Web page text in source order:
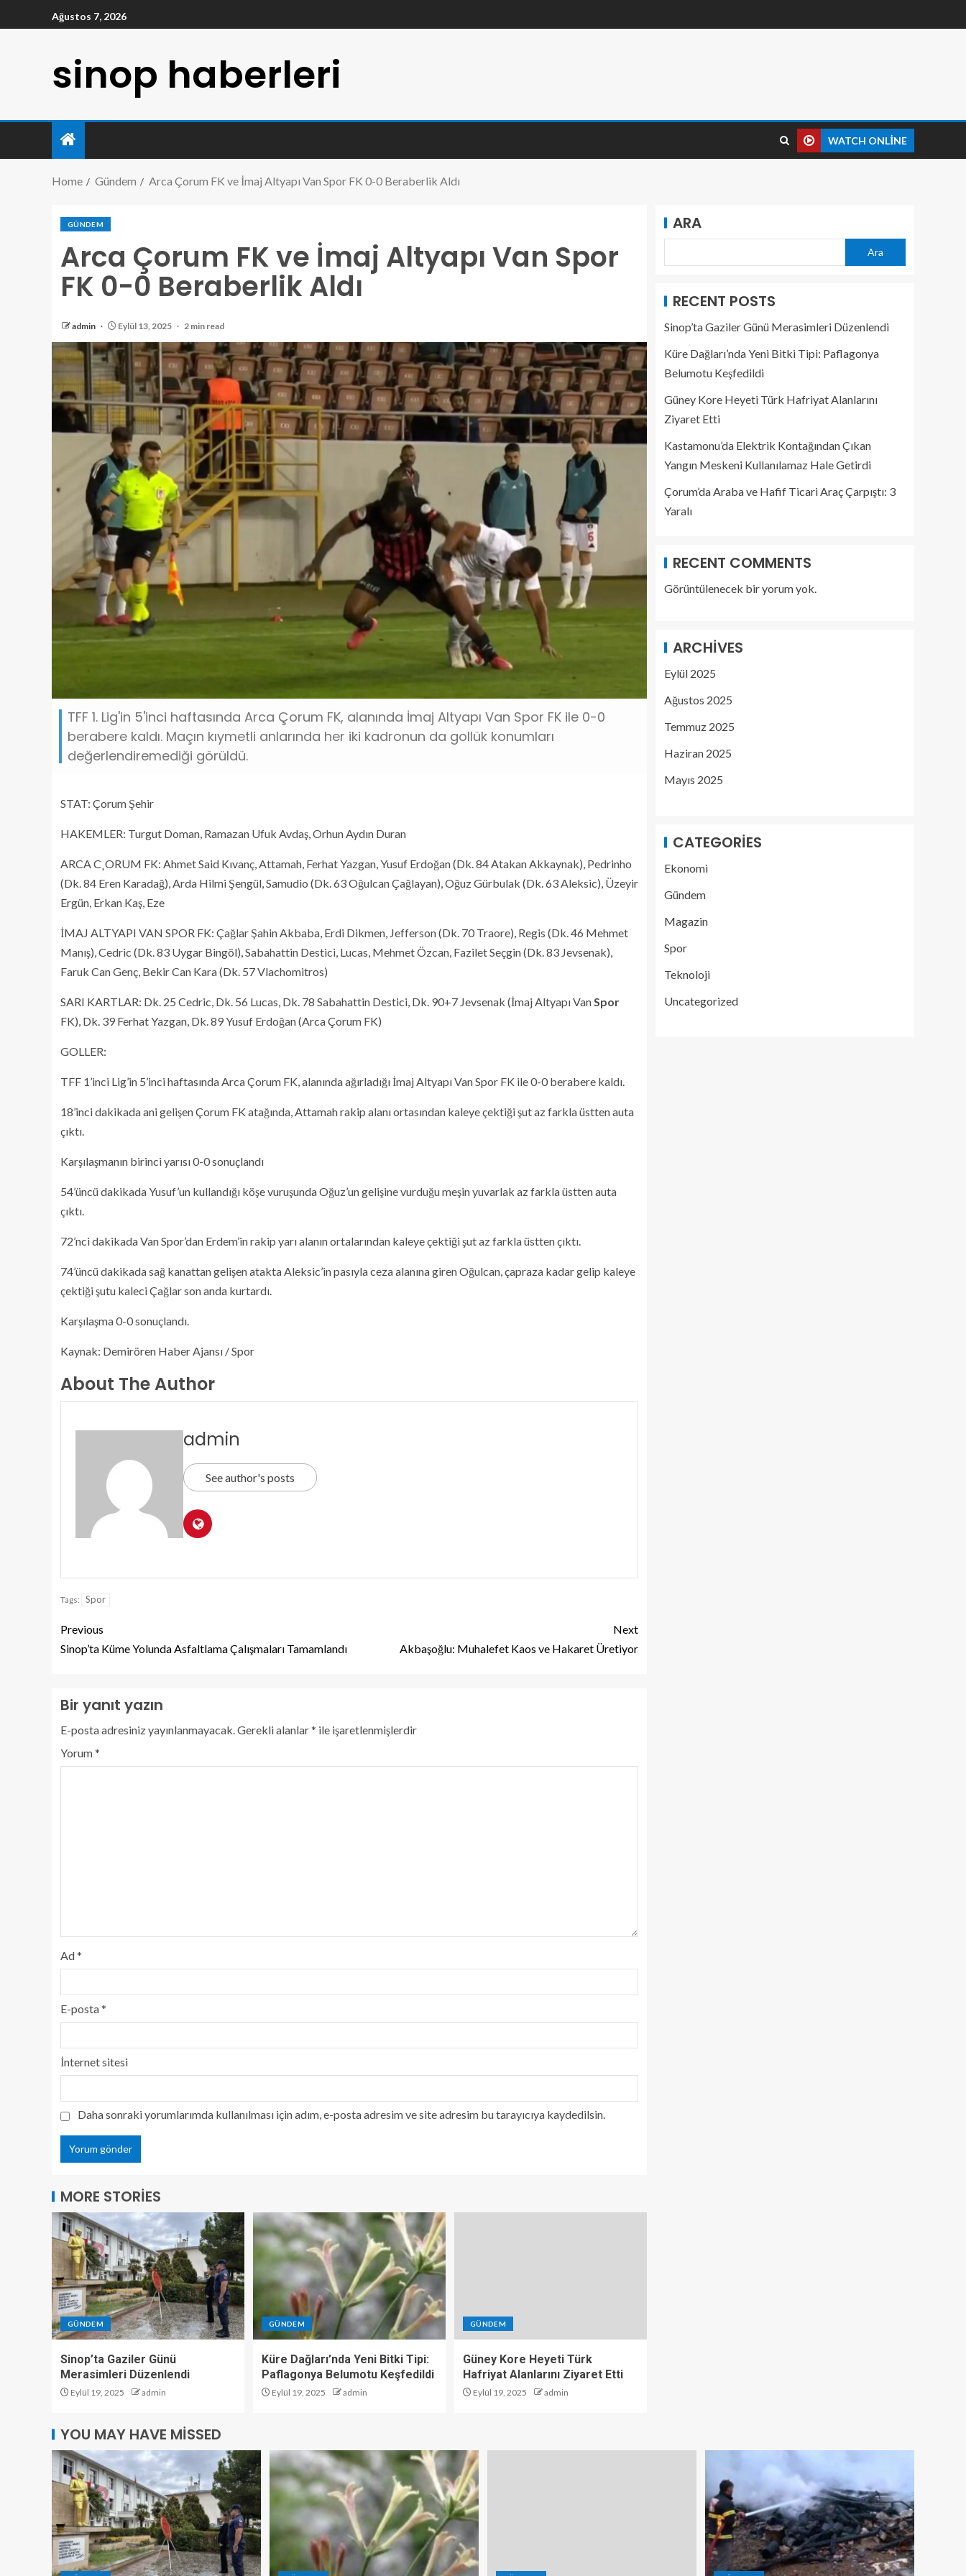
Ağustos 7, 2026
sinop haberleri
WATCH ONLINE
Home Gündem Arca Çorum FK ve İmaj Altyapı Van Spor FK 0-0 Beraberlik Aldı
GÜNDEM
Arca Çorum FK ve İmaj Altyapı Van Spor
FK 0-0 Beraberlik Aldı
admin Eylül 13, 2025 2 min read
TFF 1. Lig'in 5'inci haftasında Arca Çorum FK, alanında İmaj Altyapı Van Spor FK ile 0-0
berabere kaldı. Maçın kıymetli anlarında her iki kadronun da gollük konumları
değerlendiremediği görüldü.
STAT: Çorum Şehir
HAKEMLER: Turgut Doman, Ramazan Ufuk Avdaş, Orhun Aydın Duran
ARCA C¸ORUM FK: Ahmet Said Kıvanç, Attamah, Ferhat Yazgan, Yusuf Erdoğan (Dk. 84 Atakan Akkaynak), Pedrinho
(Dk. 84 Eren Karadağ), Arda Hilmi Şengül, Samudio (Dk. 63 Oğulcan Çağlayan), Oğuz Gürbulak (Dk. 63 Aleksic), Üzeyir
Ergün, Erkan Kaş, Eze
İMAJ ALTYAPI VAN SPOR FK: Çağlar Şahin Akbaba, Erdi Dikmen, Jefferson (Dk. 70 Traore), Regis (Dk. 46 Mehmet
Manış), Cedric (Dk. 83 Uygar Bingöl), Sabahattin Destici, Lucas, Mehmet Özcan, Fazilet Seçgin (Dk. 83 Jevsenak),
Faruk Can Genç, Bekir Can Kara (Dk. 57 Vlachomitros)
SARI KARTLAR: Dk. 25 Cedric, Dk. 56 Lucas, Dk. 78 Sabahattin Destici, Dk. 90+7 Jevsenak (İmaj Altyapı VanSpor
FK), Dk. 39 Ferhat Yazgan, Dk. 89 Yusuf Erdoğan (Arca Çorum FK)
GOLLER:
TFF 1’inci Lig’in 5’inci haftasında Arca Çorum FK, alanında ağırladığı İmaj Altyapı Van Spor FK ile 0-0 berabere kaldı.
18’inci dakikada ani gelişen Çorum FK atağında, Attamah rakip alanı ortasından kaleye çektiği şut az farkla üstten auta
çıktı.
Karşılaşmanın birinci yarısı 0-0 sonuçlandı
54’üncü dakikada Yusuf’un kullandığı köşe vuruşunda Oğuz’un gelişine vurduğu meşin yuvarlak az farkla üstten auta
çıktı.
72’nci dakikada Van Spor’dan Erdem’in rakip yarı alanın ortalarından kaleye çektiği şut az farkla üstten çıktı.
74’üncü dakikada sağ kanattan gelişen atakta Aleksic’in pasıyla ceza alanına giren Oğulcan, çapraza kadar gelip kaleye
çektiği şutu kaleci Çağlar son anda kurtardı.
Karşılaşma 0-0 sonuçlandı.
Kaynak: Demirören Haber Ajansı / Spor
About The Author
admin
See author's posts
Tags: Spor
Previous
Sinop’ta Küme Yolunda Asfaltlama Çalışmaları Tamamlandı
Next
Akbaşoğlu: Muhalefet Kaos ve Hakaret Üretiyor
Bir yanıt yazın
E-posta adresiniz yayınlanmayacak.Gerekli alanlar* ile işaretlenmişlerdir
Yorum*
Ad*
E-posta*
İnternet sitesi
Daha sonraki yorumlarımda kullanılması için adım, e-posta adresim ve site adresim bu tarayıcıya kaydedilsin.
MORE STORIES
GÜNDEM
Sinop’ta Gaziler Günü
Merasimleri Düzenlendi
Eylül 19, 2025 admin
GÜNDEM
Küre Dağları’nda Yeni Bitki Tipi:
Paflagonya Belumotu Keşfedildi
Eylül 19, 2025 admin
GÜNDEM
Güney Kore Heyeti Türk
Hafriyat Alanlarını Ziyaret Etti
Eylül 19, 2025 admin
ARA
Ara
RECENT POSTS
Sinop’ta Gaziler Günü Merasimleri Düzenlendi
Küre Dağları’nda Yeni Bitki Tipi: Paflagonya
Belumotu Keşfedildi
Güney Kore Heyeti Türk Hafriyat Alanlarını
Ziyaret Etti
Kastamonu’da Elektrik Kontağından Çıkan
Yangın Meskeni Kullanılamaz Hale Getirdi
Çorum’da Araba ve Hafif Ticari Araç Çarpıştı: 3
Yaralı
RECENT COMMENTS
Görüntülenecek bir yorum yok.
ARCHIVES
Eylül 2025
Ağustos 2025
Temmuz 2025
Haziran 2025
Mayıs 2025
CATEGORIES
Ekonomi
Gündem
Magazin
Spor
Teknoloji
Uncategorized
YOU MAY HAVE MISSED